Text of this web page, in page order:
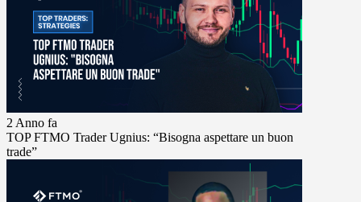
2 Anno fa
TOP FTMO Trader Ugnius: “Bisogna aspettare un buon
trade”